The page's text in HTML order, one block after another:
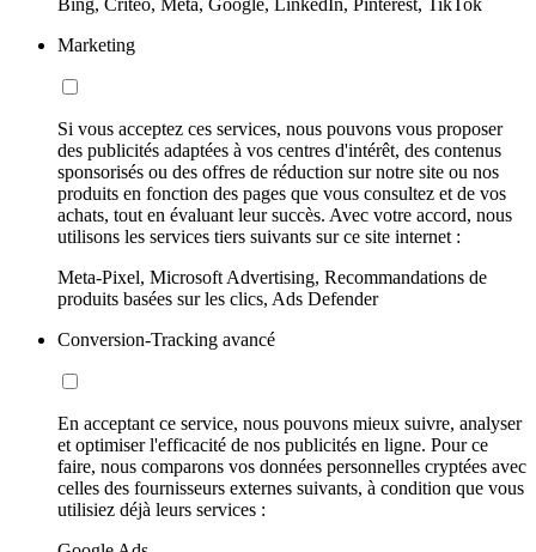
Bing, Criteo, Meta, Google, LinkedIn, Pinterest, TikTok
Marketing
Si vous acceptez ces services, nous pouvons vous proposer
des publicités adaptées à vos centres d'intérêt, des contenus
sponsorisés ou des offres de réduction sur notre site ou nos
produits en fonction des pages que vous consultez et de vos
achats, tout en évaluant leur succès. Avec votre accord, nous
utilisons les services tiers suivants sur ce site internet :
Meta-Pixel, Microsoft Advertising, Recommandations de
produits basées sur les clics, Ads Defender
Conversion-Tracking avancé
En acceptant ce service, nous pouvons mieux suivre, analyser
et optimiser l'efficacité de nos publicités en ligne. Pour ce
faire, nous comparons vos données personnelles cryptées avec
celles des fournisseurs externes suivants, à condition que vous
utilisiez déjà leurs services :